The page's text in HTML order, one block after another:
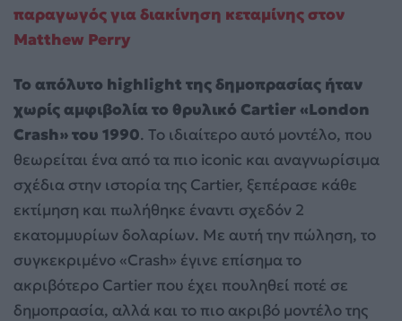
παραγωγός για διακίνηση κεταμίνης στον
Matthew Perry
Το απόλυτο highlight της δημοπρασίας ήταν
χωρίς αμφιβολία το θρυλικό Cartier «London
Crash» του 1990. Το ιδιαίτερο αυτό μοντέλο, που
θεωρείται ένα από τα πιο iconic και αναγνωρίσιμα
σχέδια στην ιστορία της Cartier, ξεπέρασε κάθε
εκτίμηση και πωλήθηκε έναντι σχεδόν 2
εκατομμυρίων δολαρίων. Με αυτή την πώληση, το
συγκεκριμένο «Crash» έγινε επίσημα το
ακριβότερο Cartier που έχει πουληθεί ποτέ σε
δημοπρασία, αλλά και το πιο ακριβό μοντέλο της